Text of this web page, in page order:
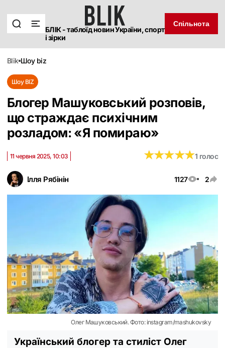
БЛІК - таблоїд новин України, спорт
і зірки
Спільнота
blik шоу biz
Шоу BIZ
Блогер Машуковський розповів,
що страждає психічним
розладом: «Я помираю»
Ілля Рябінін 1127 2
11 червня 2025, 10:03 ★★★★★
★★★★★1 голос
Олег Машуковський. Фото: instagram/mashukovsky
Український блогер та стиліст Олег